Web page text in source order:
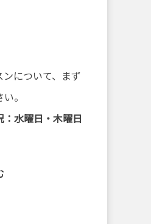
について、まず
。
水曜日・木曜日